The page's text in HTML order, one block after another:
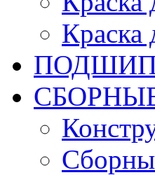
Краска